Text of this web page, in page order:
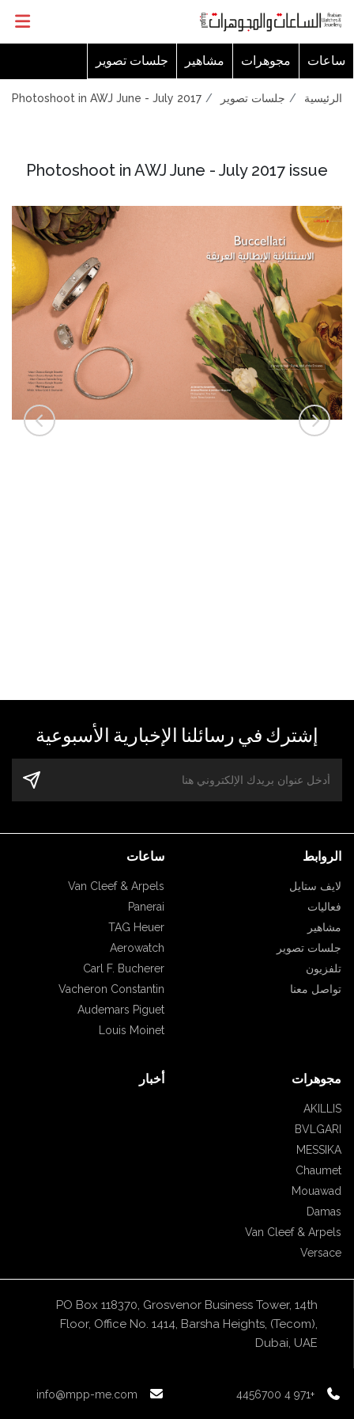
ساعات مجوهرات مشاهير جلسات تصوير
الرئيسية جلسات تصوير Photoshoot in AWJ June - July 2017
Photoshoot in AWJ June - July 2017 issue
إشترك في رسائلنا الإخبارية الأسبوعية
الروابط
لايف ستايل
فعاليات
مشاهير
جلسات تصوير
تلفزيون
تواصل معنا
ساعات
Van Cleef & Arpels
Panerai
TAG Heuer
Aerowatch
Carl F. Bucherer
Vacheron Constantin
Audemars Piguet
Louis Moinet
مجوهرات
AKILLIS
BVLGARI
MESSIKA
Chaumet
Mouawad
Damas
Van Cleef & Arpels
Versace
أخبار
PO Box 118370, Grosvenor Business Tower, 14th
Floor, Office No. 1414, Barsha Heights, (Tecom),
Dubai, UAE
+971 4 4456700
info@mpp-me.com